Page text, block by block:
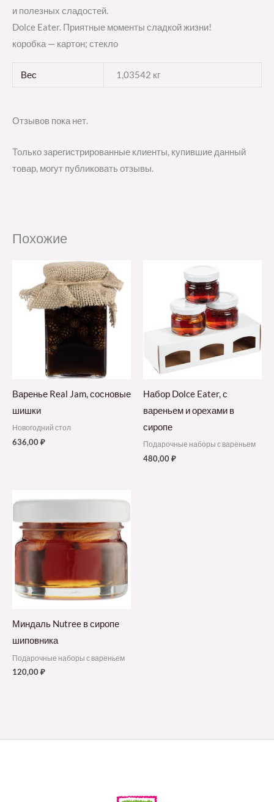
и полезных сладостей.
Dolce Eater. Приятные моменты сладкой жизни!
коробка — картон; стекло
Вес 1,03542 кг
Отзывов пока нет.
Только зарегистрированные клиенты, купившие данный
товар, могут публиковать отзывы.
Похожие
Варенье Real Jam, сосновые
шишки
Новогодний стол
636,00₽
Набор Dolce Eater, с
вареньем и орехами в
сиропе
Подарочные наборы с вареньем
480,00₽
Миндаль Nutree в сиропе
шиповника
Подарочные наборы с вареньем
120,00₽